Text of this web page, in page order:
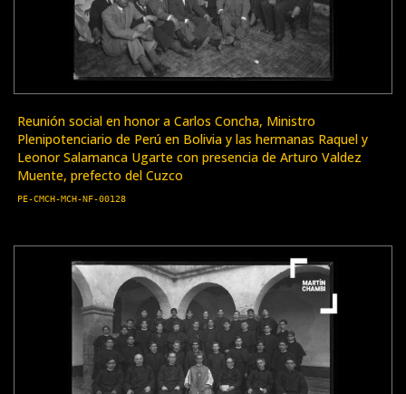
Reunión social en honor a Carlos Concha, Ministro
Plenipotenciario de Perú en Bolivia y las hermanas Raquel y
Leonor Salamanca Ugarte con presencia de Arturo Valdez
Muente, prefecto del Cuzco
PE-CMCH-MCH-NF-00128